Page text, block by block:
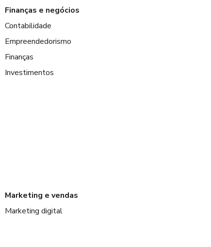
Finanças e negócios
Contabilidade
Empreendedorismo
Finanças
Investimentos
Marketing e vendas
Marketing digital